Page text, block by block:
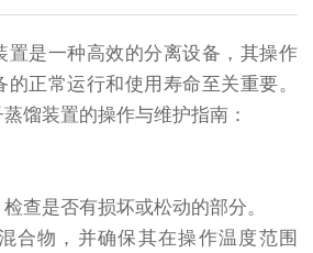
是一种高效的分离设备，其操作
正常运行和使用寿命至关重要。
馏装置的操作与维护指南：
是否有损坏或松动的部分。
物，并确保其在操作温度范围